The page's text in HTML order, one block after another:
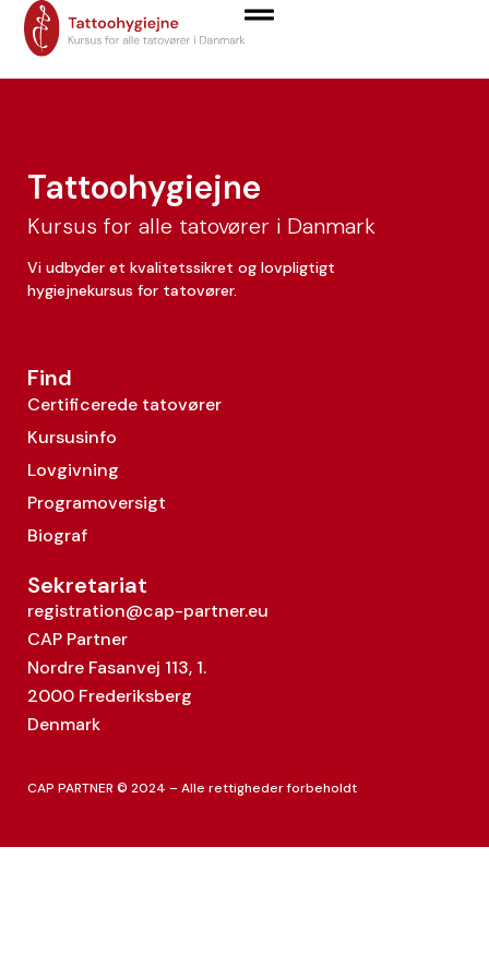
Kristina Palskov
Tattoohygiejne
Kursus for alle tatovører i Danmark
Vi udbyder et kvalitetssikret og lovpligtigt
hygiejnekursus for tatovører.
Find
Certificerede tatovører
Kursusinfo
Lovgivning
Programoversigt
Biograf
Sekretariat
registration@cap-partner.eu
CAP Partner
Nordre Fasanvej 113, 1.
2000 Frederiksberg
Denmark
CAP PARTNER © 2024 – Alle rettigheder forbeholdt